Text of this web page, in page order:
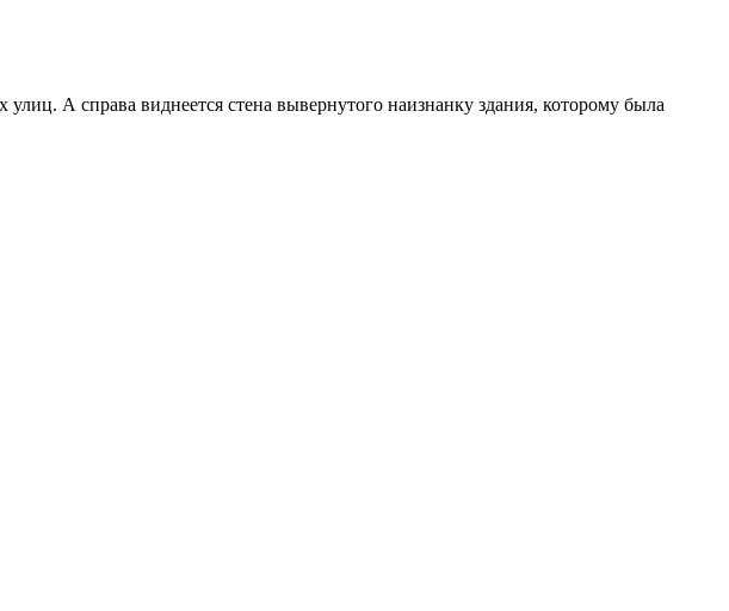
А справа виднеется стена вывернутого наизнанку здания, которому была